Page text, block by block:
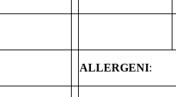
ALLERGENI: